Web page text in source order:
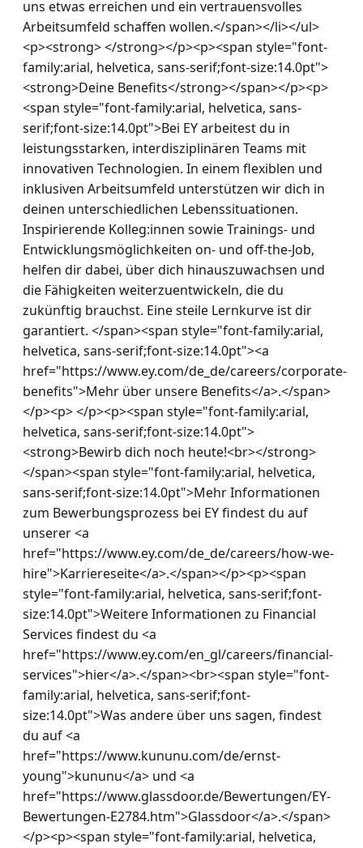
uns etwas erreichen und ein vertrauensvolles
Arbeitsumfeld schaffen wollen.</span></li></ul>
<p><strong> </strong></p><p><span style="font-
family:arial, helvetica, sans-serif;font-size:14.0pt">
<strong>Deine Benefits</strong></span></p><p>
<span style="font-family:arial, helvetica, sans-
serif;font-size:14.0pt">Bei EY arbeitest du in
leistungsstarken, interdisziplinären Teams mit
innovativen Technologien. In einem flexiblen und
inklusiven Arbeitsumfeld unterstützen wir dich in
deinen unterschiedlichen Lebenssituationen.
Inspirierende Kolleg:innen sowie Trainings- und
Entwicklungsmöglichkeiten on- und off-the-Job,
helfen dir dabei, über dich hinauszuwachsen und
die Fähigkeiten weiterzuentwickeln, die du
zukünftig brauchst. Eine steile Lernkurve ist dir
garantiert. </span><span style="font-family:arial,
helvetica, sans-serif;font-size:14.0pt"><a
href="https://www.ey.com/de_de/careers/corporate-
benefits">Mehr über unsere Benefits</a>.</span>
</p><p> </p><p><span style="font-family:arial,
helvetica, sans-serif;font-size:14.0pt">
<strong>Bewirb dich noch heute!<br></strong>
</span><span style="font-family:arial, helvetica,
sans-serif;font-size:14.0pt">Mehr Informationen
zum Bewerbungsprozess bei EY findest du auf
unserer <a
href="https://www.ey.com/de_de/careers/how-we-
hire">Karriereseite</a>.</span></p><p><span
style="font-family:arial, helvetica, sans-serif;font-
size:14.0pt">Weitere Informationen zu Financial
Services findest du <a
href="https://www.ey.com/en_gl/careers/financial-
services">hier</a>.</span><br><span style="font-
family:arial, helvetica, sans-serif;font-
size:14.0pt">Was andere über uns sagen, findest
du auf <a
href="https://www.kununu.com/de/ernst-
young">kununu</a> und <a
href="https://www.glassdoor.de/Bewertungen/EY-
Bewertungen-E2784.htm">Glassdoor</a>.</span>
</p><p><span style="font-family:arial, helvetica,